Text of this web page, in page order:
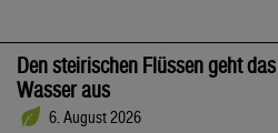
Den steirischen Flüssen geht das
Wasser aus
6. August 2026